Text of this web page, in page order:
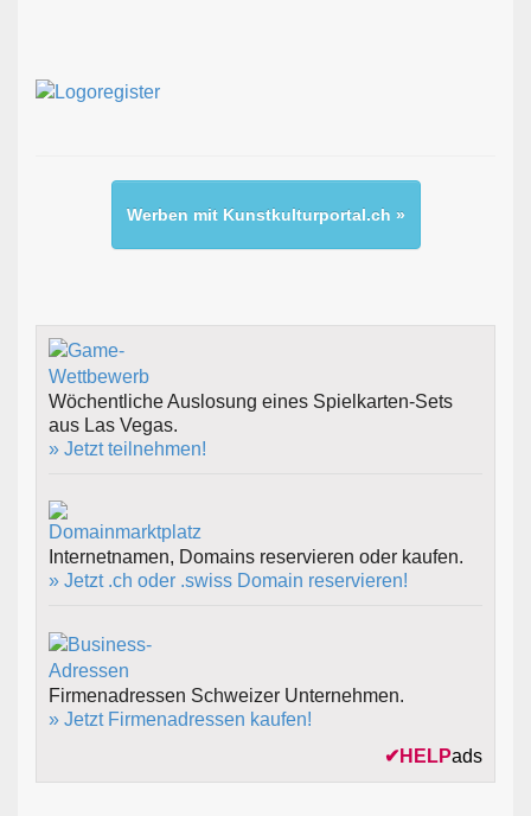
Werben mit Kunstkulturportal.ch »
Wöchentliche Auslosung eines Spielkarten-Sets
aus Las Vegas.
» Jetzt teilnehmen!
Internetnamen, Domains reservieren oder kaufen.
» Jetzt .ch oder .swiss Domain reservieren!
Firmenadressen Schweizer Unternehmen.
» Jetzt Firmenadressen kaufen!
✔ HELPads